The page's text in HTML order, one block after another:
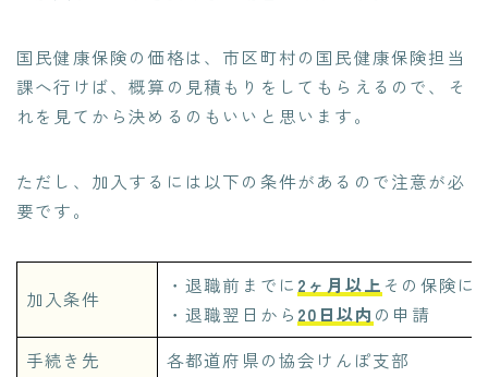
国民健康保険の価格は、市区町村の国民健康保険担当
課へ行けば、概算の見積もりをしてもらえるので、そ
れを見てから決めるのもいいと思います。
ただし、加入するには以下の条件があるので注意が必
要です。
加入条件
・退職前までに 2ヶ月以上 その保険に
・退職翌日から 20日以内 の申請
手続き先
各都道府県の協会けんぽ支部